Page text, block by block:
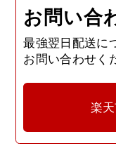
お問い合
最強翌日配送に
お問い合わせく
楽